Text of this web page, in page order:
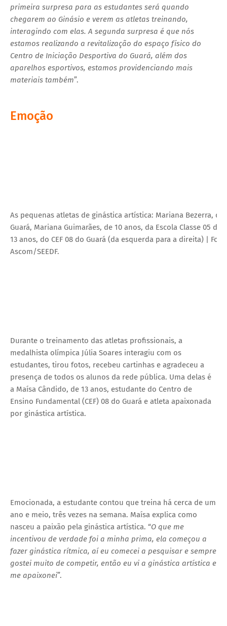
primeira surpresa para as estudantes será quando
chegarem ao Ginásio e verem as atletas treinando,
interagindo com elas. A segunda surpresa é que nós
estamos realizando a revitalização do espaço físico do
Centro de Iniciação Desportiva do Guará, além dos
aparelhos esportivos, estamos providenciando mais
materiais também”.
Emoção
As pequenas atletas de ginástica artística: Mariana Bezerra, de
Guará, Mariana Guimarães, de 10 anos, da Escola Classe 05 do
13 anos, do CEF 08 do Guará (da esquerda para a direita) |
Ascom/SEEDF.
Durante o treinamento das atletas profissionais, a
medalhista olímpica Júlia Soares interagiu com os
estudantes, tirou fotos, recebeu cartinhas e agradeceu a
presença de todos os alunos da rede pública. Uma delas é
a Maísa Cândido, de 13 anos, estudante do Centro de
Ensino Fundamental (CEF) 08 do Guará e atleta apaixonada
por ginástica artística.
Emocionada, a estudante contou que treina há cerca de um
ano e meio, três vezes na semana. Maísa explica como
nasceu a paixão pela ginástica artística. “O que me
incentivou de verdade foi a minha prima, ela começou a
fazer ginástica rítmica, aí eu comecei a pesquisar e sempre
gostei muito de competir, então eu vi a ginástica artística e
me apaixonei”.